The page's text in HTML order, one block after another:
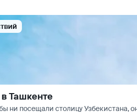
Ташкенте
ни посещали столицу Узбекистана,